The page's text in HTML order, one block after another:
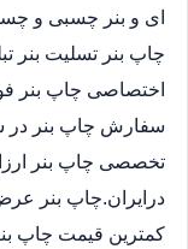
ای و بنر چسبی و
اختصاصی چاپ بنر
سفارش چاپ بنر در
تخصصی چاپ بنر
کمترین قیمت چاپ